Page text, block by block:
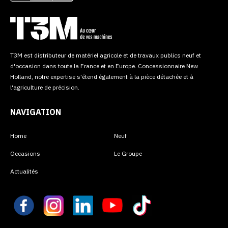
T3M est distributeur de matériel agricole et de travaux publics neuf et
d'occasion dans toute la France et en Europe. Concessionnaire New
Holland, notre expertise s'étend également à la pièce détachée et à
l'agriculture de précision.
NAVIGATION
Home Neuf
Occasions Le Groupe
Actualités